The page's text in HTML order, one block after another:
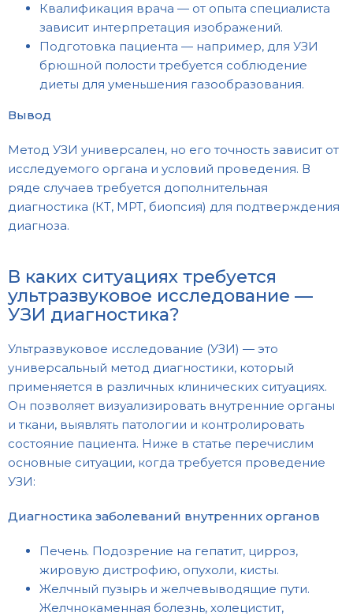
Квалификация врача — от опыта специалиста
зависит интерпретация изображений.
Подготовка пациента — например, для УЗИ
брюшной полости требуется соблюдение
диеты для уменьшения газообразования.
Вывод
Метод УЗИ универсален, но его точность зависит от
исследуемого органа и условий проведения. В
ряде случаев требуется дополнительная
диагностика (КТ, МРТ, биопсия) для подтверждения
диагноза.
В каких ситуациях требуется
ультразвуковое исследование —
УЗИ диагностика?
Ультразвуковое исследование (УЗИ) — это
универсальный метод диагностики, который
применяется в различных клинических ситуациях.
Он позволяет визуализировать внутренние органы
и ткани, выявлять патологии и контролировать
состояние пациента. Ниже в статье перечислим
основные ситуации, когда требуется проведение
УЗИ:
Диагностика заболеваний внутренних органов
Печень. Подозрение на гепатит, цирроз,
жировую дистрофию, опухоли, кисты.
Желчный пузырь и желчевыводящие пути.
Желчнокаменная болезнь, холецистит,